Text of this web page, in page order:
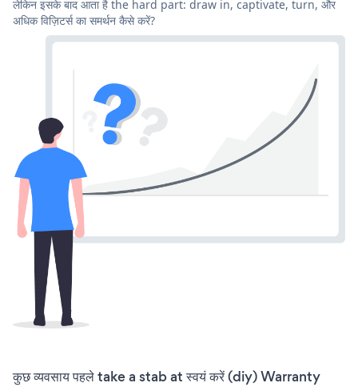
लेकिन इसके बाद आता है the hard part: draw in, captivate, turn, और
अधिक विज़िटर्स का समर्थन कैसे करें?
कुछ व्यवसाय पहले take a stab at स्वयं करें (diy) Warranty